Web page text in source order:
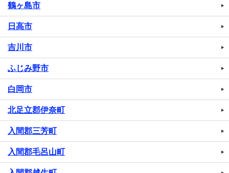
鶴ヶ島市
日高市
吉川市
ふじみ野市
白岡市
北足立郡伊奈町
入間郡三芳町
入間郡毛呂山町